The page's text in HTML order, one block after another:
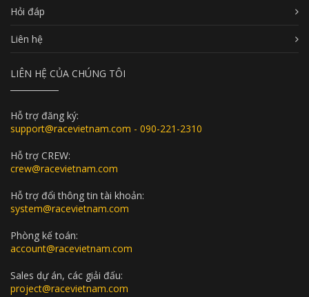
Hỏi đáp
Liên hệ
LIÊN HỆ CỦA CHÚNG TÔI
Hỗ trợ đăng ký:
support@racevietnam.com - 090-221-2310
Hỗ trợ CREW:
crew@racevietnam.com
Hỗ trợ đổi thông tin tài khoản:
system@racevietnam.com
Phòng kế toán:
account@racevietnam.com
Sales dự án, các giải đấu:
project@racevietnam.com